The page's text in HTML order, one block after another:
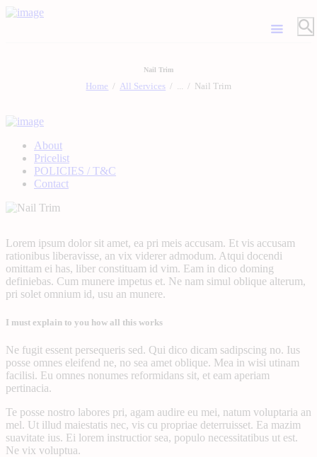
Nail Trim
Home All Services ... Nail Trim
About
Pricelist
POLICIES / T&C
Contact
Lorem ipsum dolor sit amet, ea pri meis accusam. Et vis accusam
rationibus liberavisse, an vix viderer admodum. Atqui docendi
omittam ei has, liber constituam id vim. Eam in dico doming
definiebas. Cum munere impetus et. Ne nam simul oblique alterum,
pri solet omnium id, usu an munere.
I must explain to you how all this works
Ne fugit essent persequeris sed. Qui dico dicam sadipscing no. Ius
posse omnes eleifend ne, no sea amet oblique. Mea in wisi utinam
facilisi. Eu omnes nonumes reformidans sit, et eam aperiam
pertinacia.
Te posse nostro labores pri, agam audire eu mei, natum voluptaria an
mel. Ut illud maiestatis nec, vis cu propriae deterruisset. Ea mazim
suavitate ius. Ei lorem instructior sea, populo necessitatibus ut est.
Ne vix voluptua.